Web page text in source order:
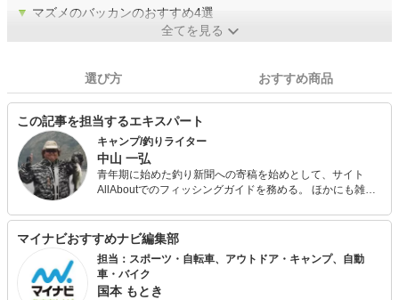
▼ マズメのバッカンのおすすめ4選
全てを見る
選び方 おすすめ商品
この記事を担当するエキスパート
キャンプ/釣りライター
中山 一弘
青年期に始めた釣り新聞への寄稿を始めとして、サイト
AllAboutでのフィッシングガイドを務める。 ほかにも雑誌
どでの執筆多数。 今も休日には必ず海山湖を駆けまわって
いる自然派で、あらゆるジャンルの釣りを体験し、季節に
合わせて日本中の旬な魚を追っている。 キャンプ用品は、
あえて払い下げのミリタリー系ギアで揃えるマニアな一面
も。
マイナビおすすめナビ編集部
担当：スポーツ・自転車、アウトドア・キャンプ、自動
車・バイク
国本 もとき